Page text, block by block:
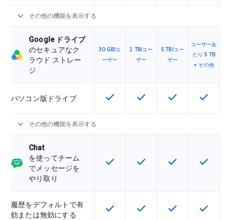
expand_more その他の機能を表示する
Google ドライブ
のセキュアなク
ラウド ストレー
ジ
30 GB/ユ
ーザー
2 TB/ユー
ザー
5 TB/ユー
ザー
ユーザーあ
たり 5 TB
+ その他
パソコン版ドライブ この機能は該当の SKU で利用で
check この機能は該当の SKU
check この機能は該当
check この機
check
expand_more その他の機能を表示する
Chat
を使ってチーム
でメッセージを
やり取り
この機能は該当の SKU で利用で
check この機能は該当の SKU
check この機能は該当
check この機
check
履歴をデフォルトで有
効または無効にする
この機能は該当の SKU で利用で
check この機能は該当の SKU
check この機能は該当
check この機
check